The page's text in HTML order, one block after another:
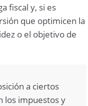
fiscal y, si es
que optimicen la
o el objetivo de
a ciertos
los impuestos y